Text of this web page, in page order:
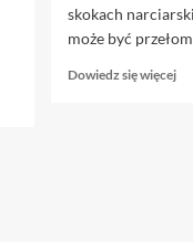
skokach
może być
Dowiedz się więcej